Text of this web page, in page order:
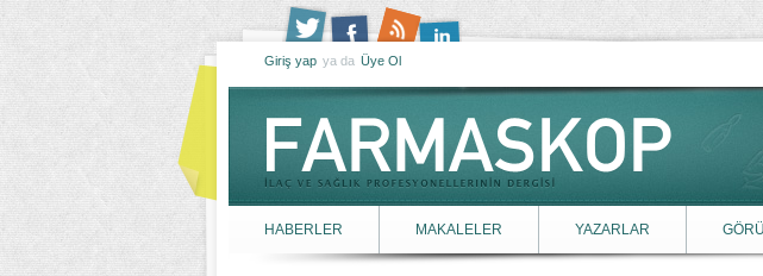
Giriş yap ya da Üye Ol
HABERLER MAKALELER YAZARLAR